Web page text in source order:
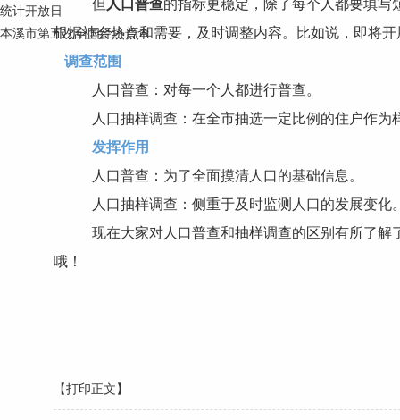
统计开放日
本溪市第五次全国经济普查
但 人口普查的指标更稳定，除了每个人都要填写
根据社会热点和需要，及时调整内容。比如说，即将
调查范围
人口普查：对每一个人都进行普查。
人口抽样调查：在全市抽选一定比例的住户作
发挥作用
人口普查：为了全面摸清人口的基础信息。
人口抽样调查：侧重于及时监测人口的发展变化
现在大家对人口普查和抽样调查的区别有所了
哦！
【打印正文】